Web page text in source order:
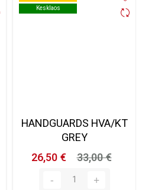
Kesklaos
Kesklaos
HANDGUARDS HVA/KT
GREY
26,50 €
33,00 €